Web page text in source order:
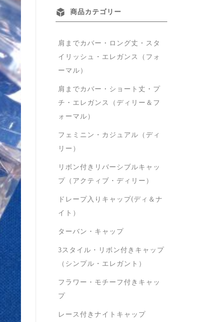
商品カテゴリー
肩までカバー・ロング丈・スタ
イリッシュ・エレガンス（フォ
ーマル）
肩までカバー・ショート丈・プ
チ・エレガンス（ディリー＆フ
ォーマル）
フェミニン・カジュアル（ディ
リー）
リボン付きリバーシブルキャッ
プ（アクティブ・ディリー）
ドレープ入りキャップ(ディ＆ナ
イト）
ターバン・キャップ
3スタイル・リボン付きキャップ
（シンプル・エレガント）
フラワー・モチーフ付きキャッ
プ
レース付きナイトキャップ